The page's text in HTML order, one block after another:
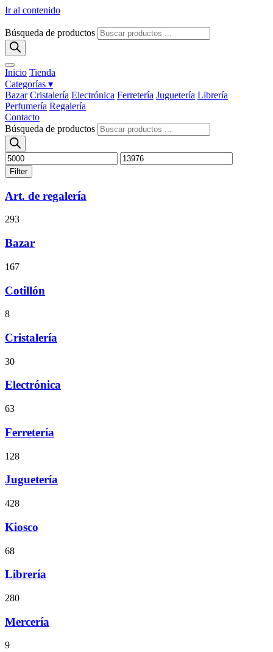
Ir al contenido
Búsqueda de productos
Inicio Tienda
Categorías ▾
Bazar Cristalería Electrónica Ferretería Juguetería Librería
Perfumería Regalería
Contacto
Búsqueda de productos
Filter
Art. de regalería
293
Bazar
167
Cotillón
8
Cristalería
30
Electrónica
63
Ferretería
128
Juguetería
428
Kiosco
68
Librería
280
Mercería
9